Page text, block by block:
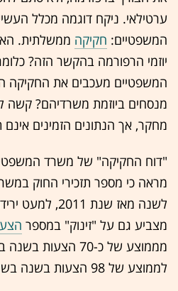
ערטילאי. ניקח דוגמה מכלל
המשפטיים: חקיקה ממשלתית.
יוזמי הרפורמה בהקשר הזה?
המשפטיים מעכבים את
מנסחים ביוזמת משרדיהם? קשה
מחקר, אך הנתונים הזמינים
"דוח החקיקה" של משרד
מראה כי מספר תזכירי החוק
מצביע גם על "זינוק" במספר
לממוצע של 98 הצעות בשנה בשנים 2017-2009.